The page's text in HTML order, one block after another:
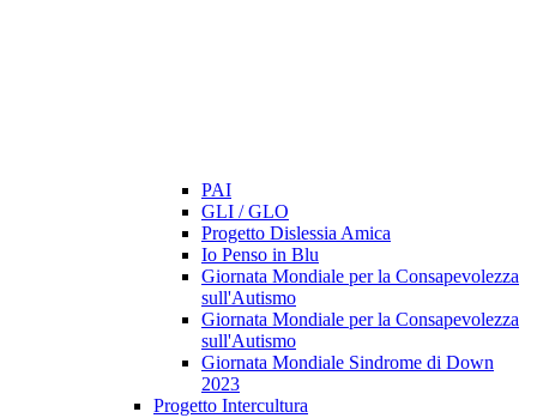
PAI
GLI / GLO
Progetto Dislessia Amica
Io Penso in Blu
Giornata Mondiale per la Consapevolezza
sull'Autismo
Giornata Mondiale per la Consapevolezza
sull'Autismo
Giornata Mondiale Sindrome di Down
2023
Progetto Intercultura